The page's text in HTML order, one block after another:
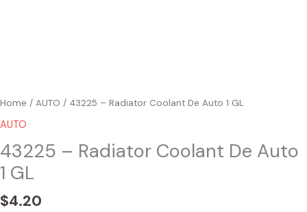
Home / AUTO / 43225 – Radiator Coolant De Auto 1 GL
AUTO
43225 – Radiator Coolant De Auto
1 GL
$4.20